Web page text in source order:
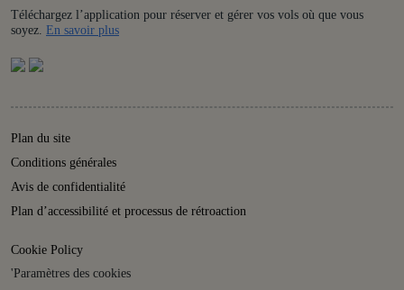
Téléchargez l’application pour réserver et gérer vos vols où que vous
soyez. En savoir plusDetails
Plan du site
Conditions générales
Avis de confidentialité
Plan d’accessibilité et processus de rétroaction
Cookie Policy
'Paramètres des cookies